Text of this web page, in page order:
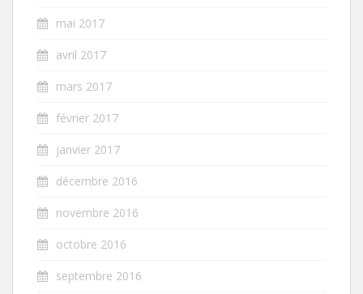
mai 2017
avril 2017
mars 2017
février 2017
janvier 2017
décembre 2016
novembre 2016
octobre 2016
septembre 2016